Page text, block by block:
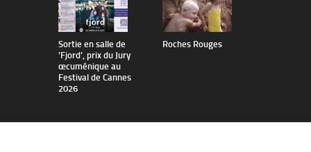
Sortie en salle de
’Fjord’, prix du Jury
œcuménique au
Festival de Cannes
2026
Roches Rouges